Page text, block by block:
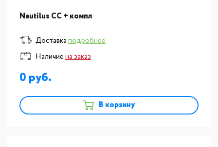
Nautilus CC + компл
Доставкаподробнее
Наличиена заказ
0
В корзину